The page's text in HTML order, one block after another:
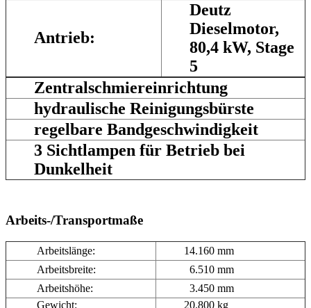
Antrieb:
Deutz
Dieselmotor,
80,4 kW, Stage
5
Zentralschmiereinrichtung
hydraulische Reinigungsbürste
regelbare Bandgeschwindigkeit
3 Sichtlampen für Betrieb bei
Dunkelheit
Arbeits-/Transportmaße
Arbeitslänge:
14.160 mm
Arbeitsbreite:
6.510 mm
Arbeitshöhe:
3.450 mm
Gewicht:
20.800 kg